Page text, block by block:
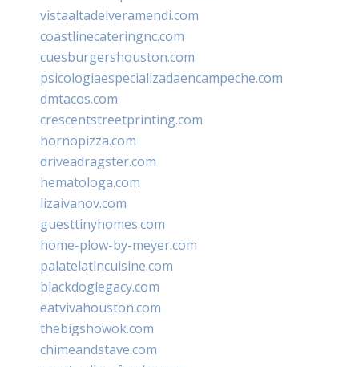
vistaaltadelveramendi.com
coastlinecateringnc.com
cuesburgershouston.com
psicologiaespecializadaencampeche.com
dmtacos.com
crescentstreetprinting.com
hornopizza.com
driveadragster.com
hematologa.com
lizaivanov.com
guesttinyhomes.com
home-plow-by-meyer.com
palatelatincuisine.com
blackdoglegacy.com
eatvivahouston.com
thebigshowok.com
chimeandstave.com